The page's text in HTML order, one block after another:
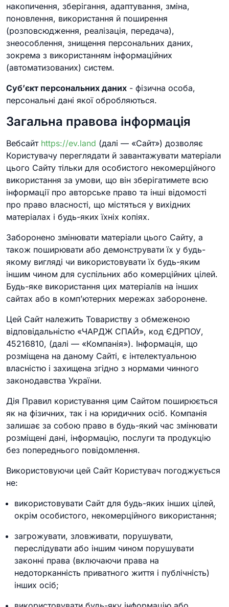
накопичення, зберігання, адаптування, зміна,
поновлення, використання й поширення
(розповсюдження, реалізація, передача),
знеособлення, знищення персональних даних,
зокрема з використанням інформаційних
(автоматизованих) систем.
Суб’єкт персональних даних - фізична особа,
персональні дані якої обробляються.
Загальна правова інформація
Вебсайт https://ev.land (далі — «Сайт») дозволяє
Користувачу переглядати й завантажувати матеріали
цього Сайту тільки для особистого некомерційного
використання за умови, що він зберігатимете всю
інформації про авторське право та інші відомості
про право власності, що містяться у вихідних
матеріалах і будь-яких їхніх копіях.
Заборонено змінювати матеріали цього Сайту, а
також поширювати або демонструвати їх у будь-
якому вигляді чи використовувати їх будь-яким
іншим чином для суспільних або комерційних цілей.
Будь-яке використання цих матеріалів на інших
сайтах або в комп’ютерних мережах заборонене.
Цей Сайт належить Товариству з обмеженою
відповідальністю «ЧАРДЖ СПАЙ», код ЄДРПОУ,
45216810, (далі — «Компанія»). Інформація, що
розміщена на даному Сайті, є інтелектуальною
власністю і захищена згідно з нормами чинного
законодавства України.
Дія Правил користування цим Сайтом поширюється
як на фізичних, так і на юридичних осіб. Компанія
залишає за собою право в будь-який час змінювати
розміщені дані, інформацію, послуги та продукцію
без попереднього повідомлення.
Використовуючи цей Сайт Користувач погоджується
не:
використовувати Сайт для будь-яких інших цілей,
окрім особистого, некомерційного використання;
загрожувати, зловживати, порушувати,
переслідувати або іншим чином порушувати
законні права (включаючи права на
недоторканність приватного життя і публічність)
інших осіб;